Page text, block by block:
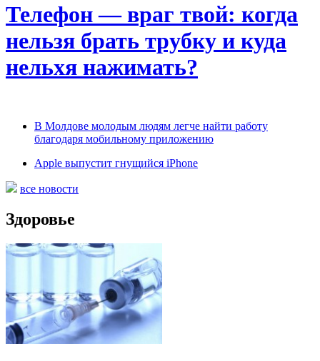
Телефон — враг твой: когда
нельзя брать трубку и куда
нельхя нажимать?
В Молдове молодым людям легче найти работу
благодаря мобильному приложению
Apple выпустит гнущийся iPhone
все новости
Здоровье